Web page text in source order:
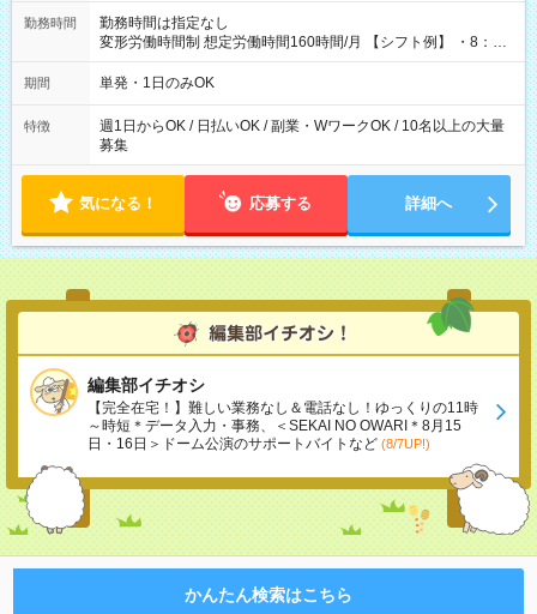
勤務時間
勤務時間は指定なし
変形労働時間制 想定労働時間160時間/月 【シフト例】 ・8：00
～21：00
期間 単発・1日のみOK
特徴
週1日からOK / 日払いOK / 副業・WワークOK / 10名以上の大量
募集
気になる！ 応募する 詳細へ
編集部イチオシ
【完全在宅！】難しい業務なし＆電話なし！ゆっくりの11時
～時短＊データ入力・事務、＜SEKAI NO OWARI＊8月15
日・16日＞ドーム公演のサポートバイトなど (8/7UP!)
かんたん検索はこちら